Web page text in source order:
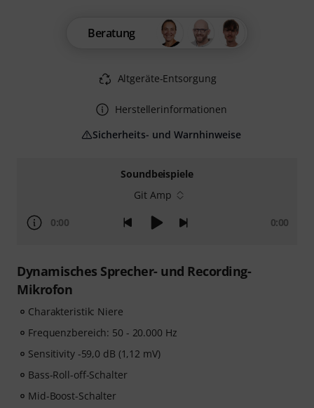
Soundbeispiele
Git Amp
0:00 0:00
Dynamisches Sprecher- und Recording-
Mikrofon
Charakteristik: Niere
Frequenzbereich: 50 - 20.000 Hz
Sensitivity -59,0 dB (1,12 mV)
Bass-Roll-off-Schalter
Mid-Boost-Schalter
Beratung
Altgeräte-Entsorgung
Herstellerinformationen
Sicherheits- und Warnhinweise